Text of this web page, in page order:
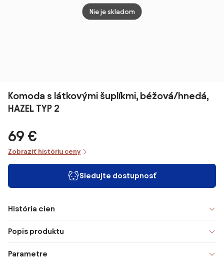
Dub | Aosom
Nie je skladom
Komoda s látkovými šuplíkmi, béžová/hnedá,
HAZEL TYP 2
69 €
Zobraziť históriu ceny
Sledujte dostupnosť
História cien
Popis produktu
Parametre